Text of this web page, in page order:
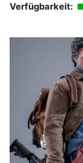
Verfügbarkeit: